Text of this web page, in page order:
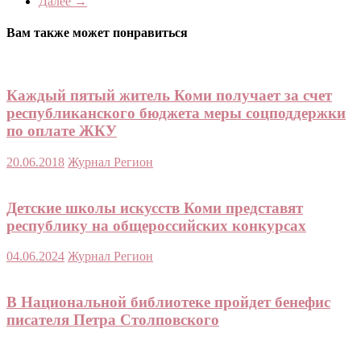
Вам также может понравиться
Каждый пятый житель Коми получает за счет
республиканского бюджета меры соцподдержки
по оплате ЖКУ
20.06.2018 Журнал Регион
Детские школы искусств Коми представят
республику на общероссийских конкурсах
04.06.2024 Журнал Регион
В Национальной библиотеке пройдет бенефис
писателя Петра Столповского